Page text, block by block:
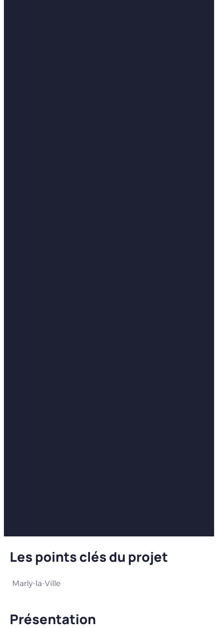
Les points clés du projet
Marly-la-Ville
Présentation